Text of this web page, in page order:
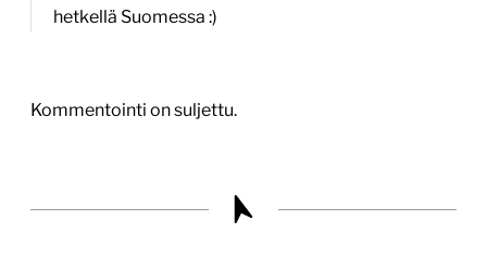
hetkellä Suomessa :)
Kommentointi on suljettu.